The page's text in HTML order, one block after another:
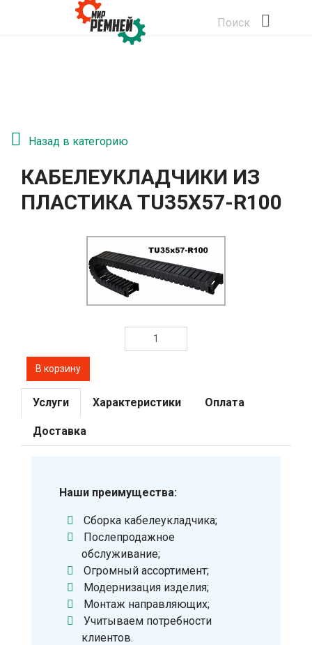
Поиск
Назад в категорию
КАБЕЛЕУКЛАДЧИКИ ИЗ
ПЛАСТИКА TU35X57-R100
Услуги Характеристики Оплата
Доставка
Наши преимущества:
Сборка кабелеукладчика;
Послепродажное
обслуживание;
Огромный ассортимент;
Модернизация изделия;
Монтаж направляющих;
Учитываем потребности
клиентов.